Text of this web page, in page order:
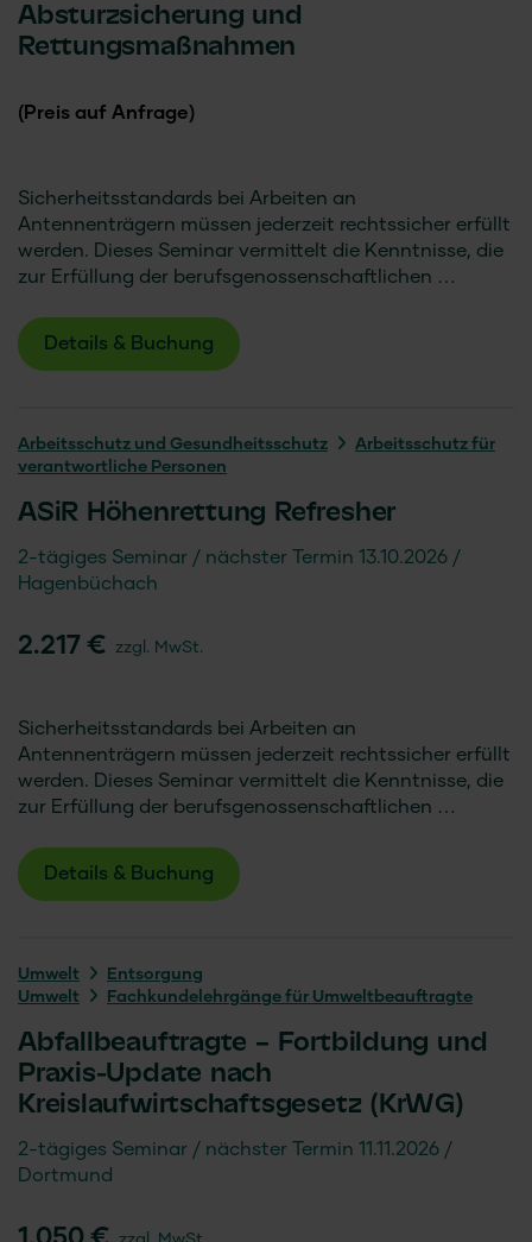
Absturzsicherung und
Rettungsmaßnahmen
(Preis auf Anfrage)
Sicherheitsstandards bei Arbeiten an
Antennenträgern müssen jederzeit rechtssicher erfüllt
werden. Dieses Seminar vermittelt die Kenntnisse, die
zur Erfüllung der berufsgenossenschaftlichen …
Details & Buchung
Arbeitsschutz und Gesundheitsschutz
Arbeitsschutz für
verantwortliche Personen
ASiR Höhenrettung Refresher
2-tägiges Seminar
nächster Termin 13.10.2026
Hagenbüchach
2.217 € zzgl. MwSt.
Sicherheitsstandards bei Arbeiten an
Antennenträgern müssen jederzeit rechtssicher erfüllt
werden. Dieses Seminar vermittelt die Kenntnisse, die
zur Erfüllung der berufsgenossenschaftlichen …
Details & Buchung
Umwelt
Entsorgung
Umwelt
Fachkundelehrgänge für Umweltbeauftragte
Abfallbeauftragte – Fortbildung und
Praxis-Update nach
Kreislaufwirtschaftsgesetz (KrWG)
2-tägiges Seminar
nächster Termin 11.11.2026
Dortmund